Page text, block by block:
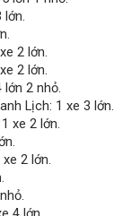
lớn.
2 lớn.
2 lớn.
lớn 2 nhỏ.
Lịch: 1 xe 3 lớn.
xe 2 lớn.
2 lớn.